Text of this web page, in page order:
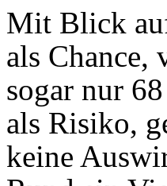
Mit Blick
als Chance,
sogar nur
als Risiko,
keine